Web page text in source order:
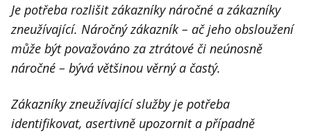
Je potřeba rozlišit zákazníky náročné a zákazníky
zneužívající. Náročný zákazník – ač jeho obsloužení
může být považováno za ztrátové či neúnosně
náročné – bývá většinou věrný a častý.
Zákazníky zneužívající služby je potřeba
identifikovat, asertivně upozornit a případně